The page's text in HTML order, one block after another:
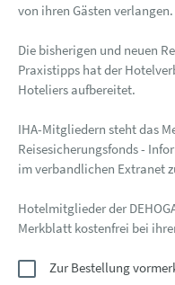
von ihren Gästen verlangen.
Die bisherigen und neuen
Praxistipps hat der
Hoteliers aufbereitet.
IHA-Mitgliedern steht das
Reisesicherungsfonds -
im verbandlichen Extranet
Hotelmitglieder der
Merkblatt kostenfrei bei
Zur Bestellung